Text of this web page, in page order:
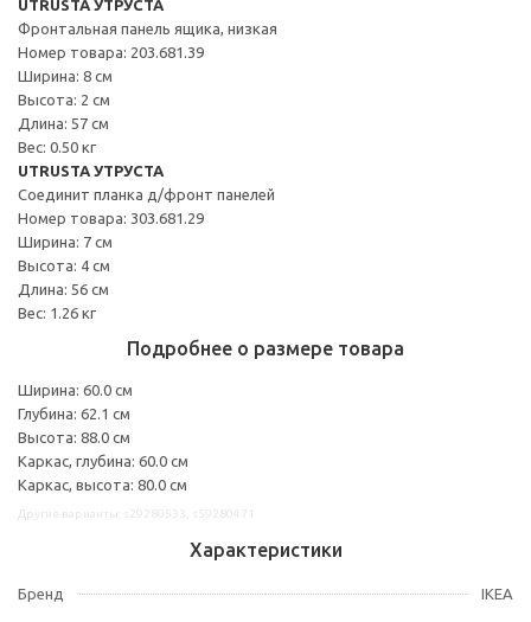
UTRUSTA УТРУСТА
Фронтальная панель ящика, низкая
Номер товара: 203.681.39
Ширина: 8 см
Высота: 2 см
Длина: 57 см
Вес: 0.50 кг
UTRUSTA УТРУСТА
Соединит планка д/фронт панелей
Номер товара: 303.681.29
Ширина: 7 см
Высота: 4 см
Длина: 56 см
Вес: 1.26 кг
Подробнее о размере товара
Ширина: 60.0 см
Глубина: 62.1 см
Высота: 88.0 см
Каркас, глубина: 60.0 см
Каркас, высота: 80.0 см
Характеристики
Бренд IKEA